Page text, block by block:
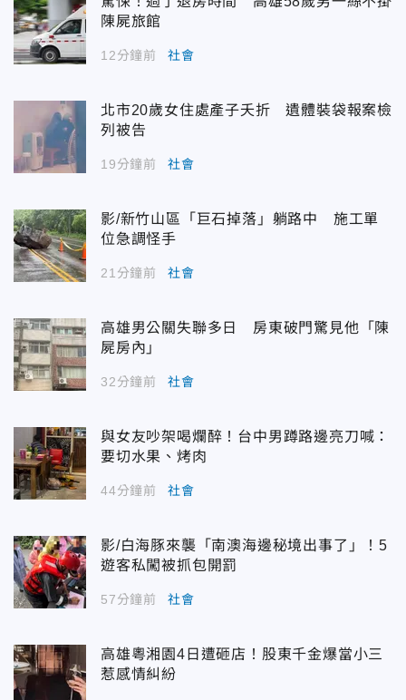
陳屍旅館
12分鐘前 社會
北市20歲女住處產子夭折 遺體裝袋報案檢
列被告
19分鐘前 社會
影/新竹山區「巨石掉落」躺路中 施工單
位急調怪手
21分鐘前 社會
高雄男公關失聯多日 房東破門驚見他「陳
屍房內」
32分鐘前 社會
與女友吵架喝爛醉！台中男蹲路邊亮刀喊：
要切水果、烤肉
44分鐘前 社會
影/白海豚來襲「南澳海邊秘境出事了」！5
遊客私闖被抓包開罰
57分鐘前 社會
高雄粵湘園4日遭砸店！股東千金爆當小三
惹感情糾紛